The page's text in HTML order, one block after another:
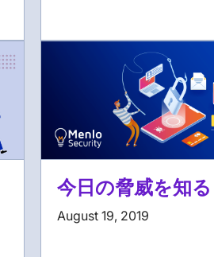
今日の脅威を知る
August 19, 2019